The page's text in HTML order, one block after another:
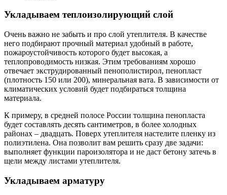
Укладываем теплоизолирующий слой
Очень важно не забыть и про слой утеплителя. В качестве
него подбирают прочный материал удобный в работе,
пожароустойчивость которого будет высокая, а
теплопроводимость низкая. Этим требованиям хорошо
отвечает экструдированный пенополистирол, пенопласт
(плотность 150 или 200), минеральная вата. В зависимости от
климатических условий будет подбираться толщина
материала.
К примеру, в средней полосе России толщина пенопласта
будет составлять десять сантиметров, в более холодных
районах – двадцать. Поверх утеплителя настелите пленку из
полиэтилена. Она позволит вам решить сразу две задачи:
выполняет функции пароизолятора и не даст бетону затечь в
щели между листами утеплителя.
Укладываем арматуру